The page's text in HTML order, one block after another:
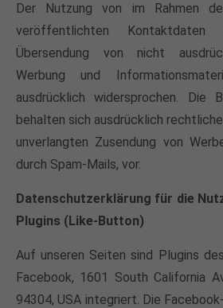
Der Nutzung von im Rahmen
veröffentlichten
Übersendung von nicht
Werbung und
ausdrücklich widersprochen. Die
behalten sich ausdrücklich
unverlangten Zusendung von
durch Spam-Mails, vor.
Datenschutzerklärung für die
Plugins (Like-Button)
Auf unseren Seiten sind Plugins
Facebook, 1601 South California
94304, USA integriert. Die